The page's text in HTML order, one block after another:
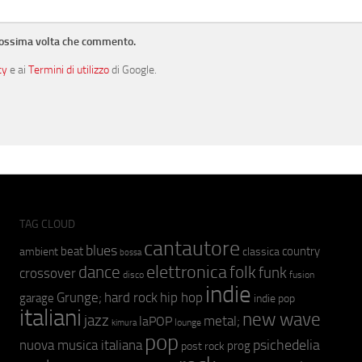
volta che commento.
e ai Termini di utilizzodi Google.
TAG CLOUD
ambient beat blues bossa cantautore classica country
crossover dance disco elettronicafolkfunk fusion
garage Grunge; hard rock hip hop indie indie pop
italiani jazz kimura laPOP lounge metal; new wave
nuova musica italiana pop post rock prog psichedelia